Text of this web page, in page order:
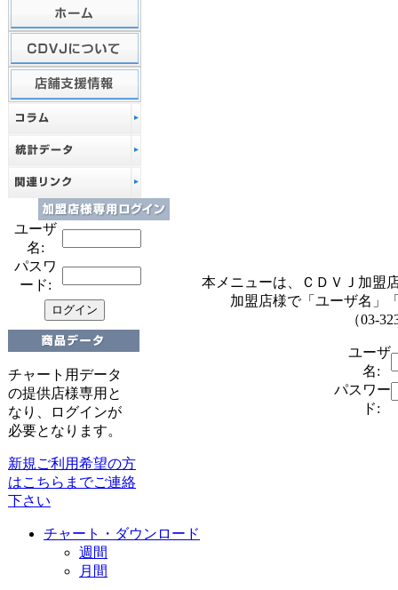
ユーザ
名:
パスワ
ード:
チャート用データ
の提供店様専用と
なり、ログインが
必要となります。
新規ご利用希望の方
はこちらまでご連絡
下さい
チャート・ダウンロード
週間
月間
本メニューは、ＣＤＶＪ加盟
加盟店様で「ユーザ名」
（03-
ユーザ
名:
パスワー
ド: